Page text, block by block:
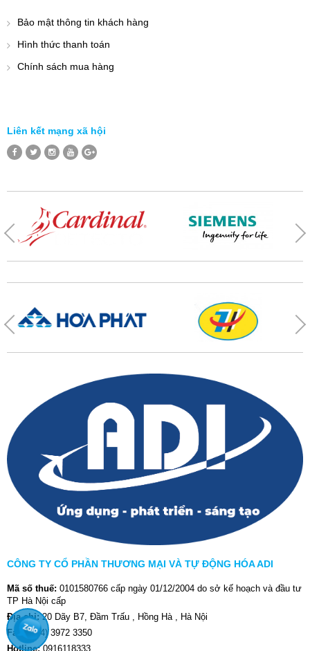
Bảo mật thông tin khách hàng
Hình thức thanh toán
Chính sách mua hàng
Liên kết mạng xã hội
CÔNG TY CỔ PHẦN THƯƠNG MẠI VÀ TỰ ĐỘNG HÓA ADI
Mã số thuế: 0101580766 cấp ngày 01/12/2004 do sở kế hoạch và đầu tư
TP Hà Nội cấp
Địa chỉ:20 Dãy B7, Đầm Trấu , Hồng Hà , Hà Nội
Fax:(024) 3972 3350
Hotline:0916118333